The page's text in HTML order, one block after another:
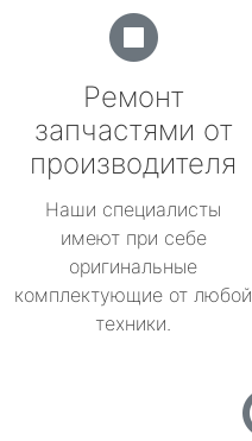
Ремонт
запчастями от
производителя
Наши специалисты
имеют при себе
оригинальные
комплектующие от любой
техники.